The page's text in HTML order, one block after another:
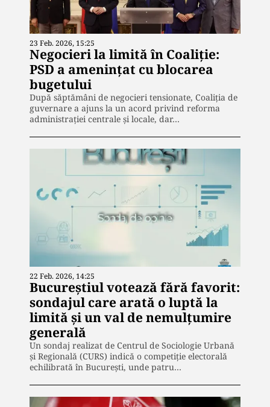
23 Feb. 2026, 15:25
Negocieri la limită în Coaliție:
PSD a amenințat cu blocarea
bugetului
După săptămâni de negocieri tensionate, Coaliția de
guvernare a ajuns la un acord privind reforma
administrației centrale și locale, dar…
22 Feb. 2026, 14:25
Bucureștiul votează fără favorit:
sondajul care arată o luptă la
limită și un val de nemulțumire
generală
Un sondaj realizat de Centrul de Sociologie Urbană
și Regională (CURS) indică o competiție electorală
echilibrată în București, unde patru…